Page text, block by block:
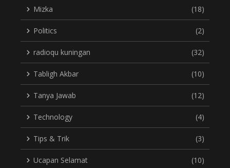
Mizka (18)
Politics (2)
radioqu kuningan (32)
Tabligh Akbar (10)
Tanya Jawab (12)
Technology (4)
Tips & Trik (3)
Ucapan Selamat (10)